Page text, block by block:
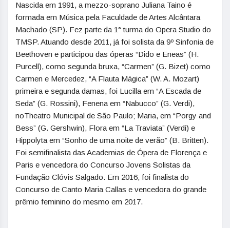
Nascida em 1991, a mezzo-soprano Juliana Taino é
formada em Música pela Faculdade de Artes Alcântara
Machado (SP). Fez parte da 1° turma do Opera Studio do
TMSP. Atuando desde 2011, já foi solista da 9º Sinfonia de
Beethoven e participou das óperas “Dido e Eneas” (H.
Purcell), como segunda bruxa, “Carmen” (G. Bizet) como
Carmen e Mercedez, “A Flauta Mágica” (W. A. Mozart)
primeira e segunda damas, foi Lucilla em “A Escada de
Seda” (G. Rossini), Fenena em “Nabucco” (G. Verdi),
noTheatro Municipal de São Paulo; Maria, em “Porgy and
Bess” (G. Gershwin), Flora em “La Traviata” (Verdi) e
Hippolyta em “Sonho de uma noite de verão” (B. Britten).
Foi semifinalista das Academias de Ópera de Florença e
Paris e vencedora do Concurso Jovens Solistas da
Fundação Clóvis Salgado. Em 2016, foi finalista do
Concurso de Canto Maria Callas e vencedora do grande
prêmio feminino do mesmo em 2017.